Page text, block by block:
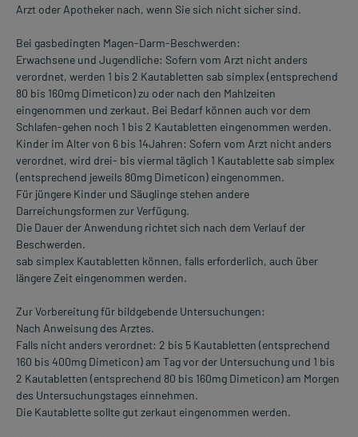
Arzt oder Apotheker nach, wenn Sie sich nicht sicher sind.
Bei gasbedingten Magen-Darm-Beschwerden:
Erwachsene und Jugendliche: Sofern vom Arzt nicht anders
verordnet, werden 1 bis 2 Kautabletten sab simplex (entsprechend
80 bis 160mg Dimeticon) zu oder nach den Mahlzeiten
eingenommen und zerkaut. Bei Bedarf können auch vor dem
Schlafen-gehen noch 1 bis 2 Kautabletten eingenommen werden.
Kinder im Alter von 6 bis 14Jahren: Sofern vom Arzt nicht anders
verordnet, wird drei- bis viermal täglich 1 Kautablette sab simplex
(entsprechend jeweils 80mg Dimeticon) eingenommen.
Für jüngere Kinder und Säuglinge stehen andere
Darreichungsformen zur Verfügung.
Die Dauer der Anwendung richtet sich nach dem Verlauf der
Beschwerden.
sab simplex Kautabletten können, falls erforderlich, auch über
längere Zeit eingenommen werden.
Zur Vorbereitung für bildgebende Untersuchungen:
Nach Anweisung des Arztes.
Falls nicht anders verordnet: 2 bis 5 Kautabletten (entsprechend
160 bis 400mg Dimeticon) am Tag vor der Untersuchung und 1 bis
2 Kautabletten (entsprechend 80 bis 160mg Dimeticon) am Morgen
des Untersuchungstages einnehmen.
Die Kautablette sollte gut zerkaut eingenommen werden.